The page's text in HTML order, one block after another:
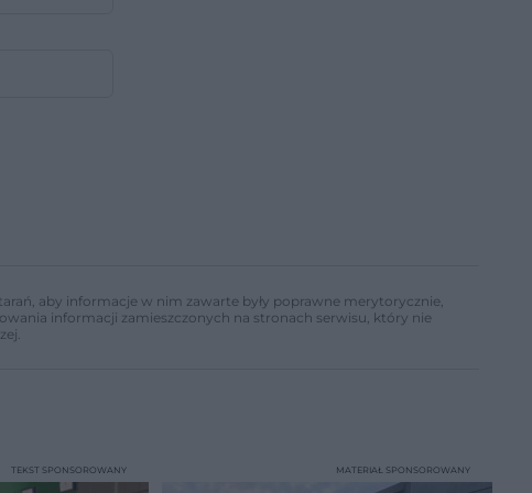
aby informacje w nim zawarte były poprawne merytorycznie,
informacji zamieszczonych na stronach serwisu, który nie
TEKST SPONSOROWANY MATERIAŁ SPONSOROWANY